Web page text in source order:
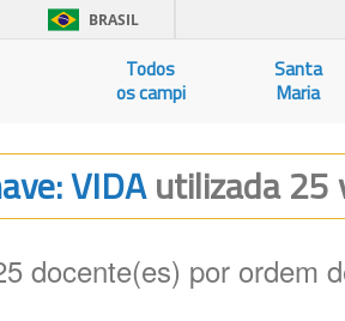
BRASIL
Todos
os campi
Santa
Maria
VIDAutilizada 25
docente(es) por ordem